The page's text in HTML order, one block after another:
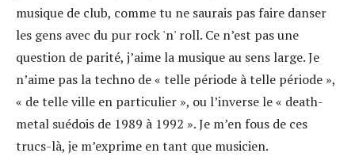
musique de club, comme tu ne saurais pas faire danser
les gens avec du pur rock 'n' roll. Ce n’est pas une
question de parité, j’aime la musique au sens large. Je
n’aime pas la techno de « telle période à telle période »,
« de telle ville en particulier », ou l’inverse le « death-
metal suédois de 1989 à 1992 ». Je m’en fous de ces
trucs-là, je m’exprime en tant que musicien.